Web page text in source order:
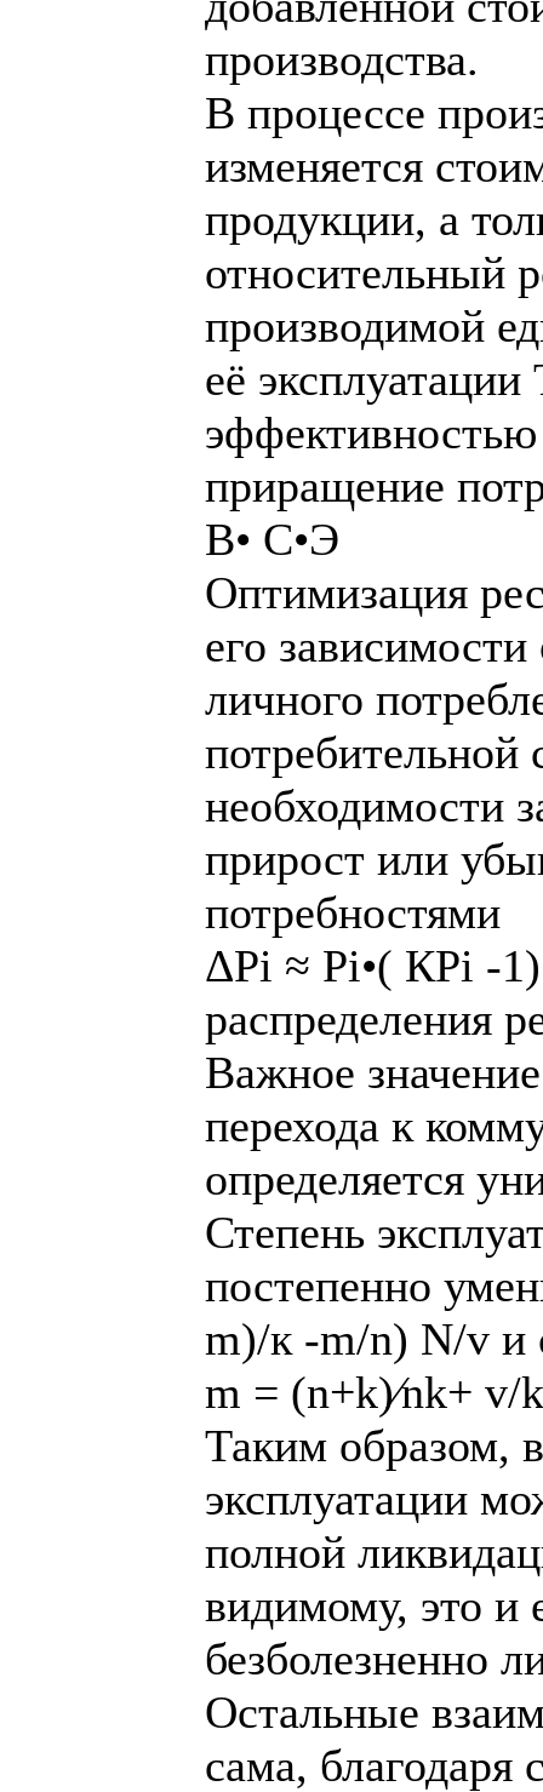
производства.
В процессе
изменяется
продукции, а
относительный
производимой
её
приращение
В• С•Э
Оптимизация
его
личного
потребительной
необходимости
прирост или
потребностями
ΔРi ≈ Рi•( КРi -
распределения
Важное
перехода к
определяется
Степень
постепенно
m)/к -m/n) N/v и
m = (n+k)⁄nk+ v/k
Таким образом,
эксплуатации
полной
видимому, это и
безболезненно
Остальные
сама, благодаря